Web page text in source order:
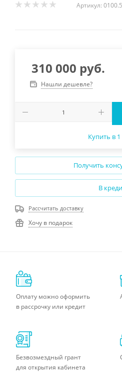
Артикул:
310 000 руб.
Нашли дешевле?
Купить в
Получить
В
Рассчитать доставку
Хочу в подарок
Оплату можно оформить
в рассрочку или кредит
Безвозмездный грант
для открытия кабинета